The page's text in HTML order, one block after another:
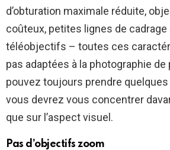
d’obturation maximale réduite,
coûteux, petites lignes de
téléobjectifs – toutes ces
pas adaptées à la photographie de
pouvez toujours prendre
vous devrez vous concentrer
que sur l’aspect visuel.
Pas d’objectifs zoom